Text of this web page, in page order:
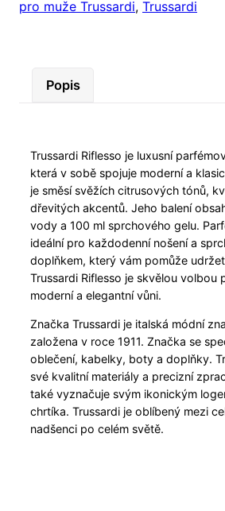
pro muže Trussardi, Trussardi
Popis
Trussardi Riflesso je luxusní
která v sobě spojuje moderní a
je směsí svěžích citrusových tónů,
dřevitých akcentů. Jeho balení
vody a 100 ml sprchového gelu.
ideální pro každodenní nošení a
doplňkem, který vám pomůže
Trussardi Riflesso je skvělou volbou
moderní a elegantní vůni.
Značka Trussardi je italská módní
založena v roce 1911. Značka se
oblečení, kabelky, boty a doplňky.
své kvalitní materiály a precizní
také vyznačuje svým ikonickým
chrtíka. Trussardi je oblíbený mezi
nadšenci po celém světě.